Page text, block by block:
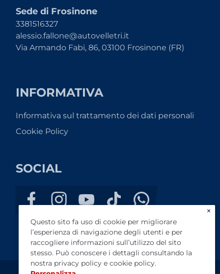
Sede di Frosinone
3381516327
alessio.fallone@autovelletri.it
Via Armando Fabi, 86, 03100 Frosinone (FR)
INFORMATIVA
Informativa sul trattamento dei dati personali
Cookie Policy
SOCIAL
×
Questo sito fa uso di cookie per migliorare
l’esperienza di navigazione degli utenti e per
raccogliere informazioni sull’utilizzo del sito
stesso. Può conoscere i dettagli consultando la
nostra privacy policy e cookie policy.